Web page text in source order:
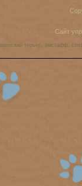
Сайт
терьер, амстафф,